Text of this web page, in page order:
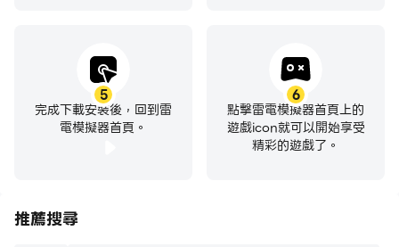
5
完成下載安裝後，回到雷
電模擬器首頁。
6
點擊雷電模擬器首頁上的
遊戲icon就可以開始享受
精彩的遊戲了。
推薦搜尋